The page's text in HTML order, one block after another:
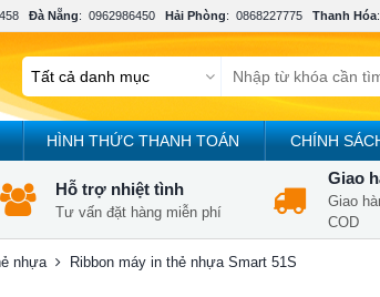
Đà Nẵng: 0962986450 Hải Phòng: 0868227775 Thanh Hóa:
HÌNH THỨC THANH TOÁN CHÍNH
Hỗ trợ nhiệt tình
Tư vấn đặt hàng miễn phí
Giao
Giao
COD
nhựa Ribbon máy in thẻ nhựa Smart 51S